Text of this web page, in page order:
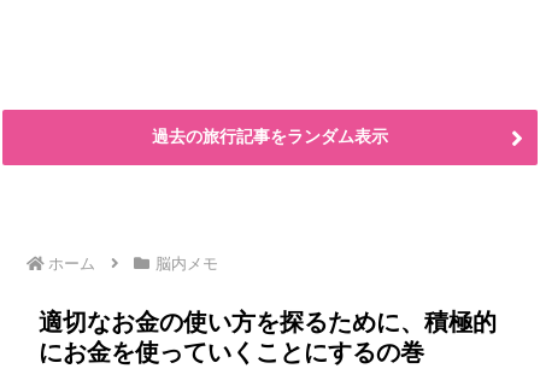
過去の旅行記事をランダム表示
ホーム 脳内メモ
適切なお金の使い方を探るために、積極的
にお金を使っていくことにするの巻